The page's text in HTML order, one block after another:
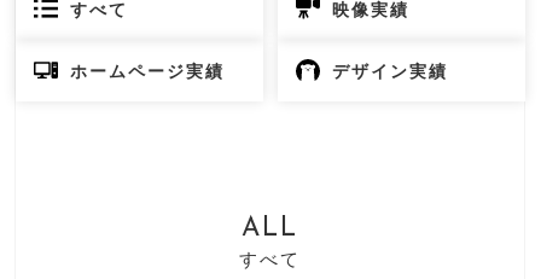
すべて 映像実績
ホームページ実績 デザイン実績
ALL
すべて